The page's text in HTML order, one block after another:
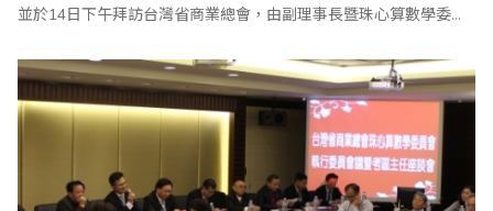
並於14日下午拜訪台灣省商業總會，由副理事長暨珠心算數學委員
業總會首開先河與中國珠算心算協會辦理海峽兩岸珠算交流活動，
每年一次輪流互訪，至今已舉辦25屆，透過互訪觀摩兩岸珠算教育
發展情況，獲益良多..